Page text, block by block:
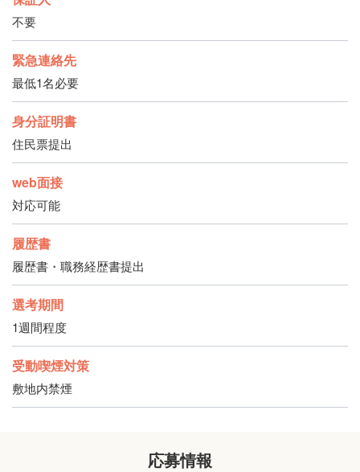
不要
緊急連絡先
最低1名必要
身分証明書
住民票提出
web面接
対応可能
履歴書
履歴書・職務経歴書提出
選考期間
1週間程度
受動喫煙対策
敷地内禁煙
応募情報